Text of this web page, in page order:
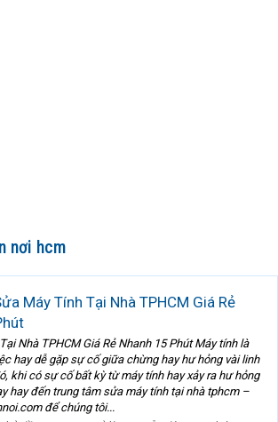
nơi hcm
Máy Tính Tại Nhà TPHCM Giá Rẻ
Nhà TPHCM Giá Rẻ Nhanh 15 Phút Máy tính là
hay dễ gặp sự cố giữa chừng hay hư hỏng vài linh
khi có sự cố bất kỳ từ máy tính hay xảy ra hư hỏng
hay đến trung tâm sửa máy tính tại nhà tphcm –
để chúng tôi...